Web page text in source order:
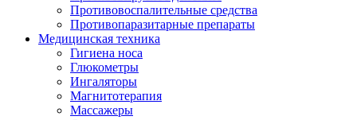
Противовоспалительные средства
Противопаразитарные препараты
Медицинская техника
Гигиена носа
Глюкометры
Ингаляторы
Магнитотерапия
Массажеры